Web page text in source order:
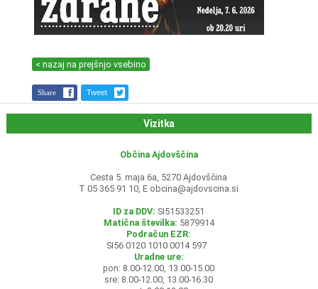
< nazaj na prejšnjo vsebino
Share Tweet
Vizitka
Občina Ajdovščina
Cesta 5. maja 6a, 5270 Ajdovščina
T 05 365 91 10, E obcina@ajdovscina.si
ID za DDV: SI51533251
Matična številka: 5879914
Podračun EZR:
SI56 0120 1010 0014 597
Uradne ure:
pon: 8.00-12.00, 13.00-15.00
sre: 8.00-12.00, 13.00-16.30